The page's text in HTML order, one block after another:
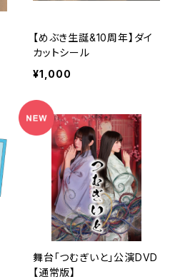
【めぶき生誕&10周年】ダイ
カットシール
¥1,000
舞台「つむぎいと」公演DVD
【通常版】